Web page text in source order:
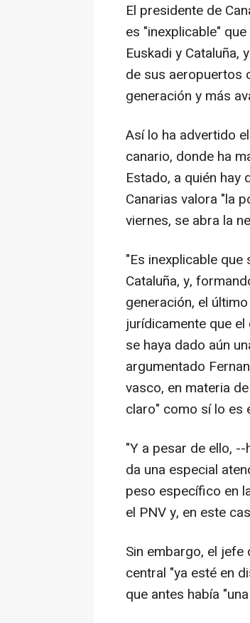
El presidente de
es "inexplicable"
Euskadi y Cataluña,
de sus aeropuertos
generación y más
Así lo ha advertido
canario, donde ha
Estado, a quién hay
Canarias valora "la
viernes, se abra la
"Es inexplicable
Cataluña, y,
generación, el
jurídicamente que
se haya dado aún
argumentado
vasco, en materia
claro" como sí lo es
"Y a pesar de ello,
da una especial
peso específico en
el PNV y, en este
Sin embargo, el
central "ya esté en
que antes había